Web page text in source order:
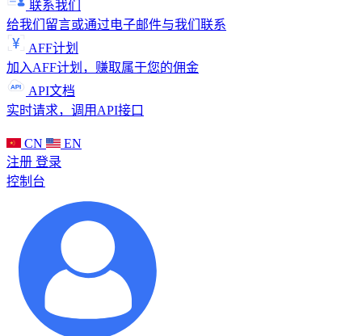
联系我们
给我们留言或通过电子邮件与我们联系
AFF计划
加入AFF计划，赚取属于您的佣金
API文档
实时请求，调用API接口
CN
EN
注册 登录
控制台